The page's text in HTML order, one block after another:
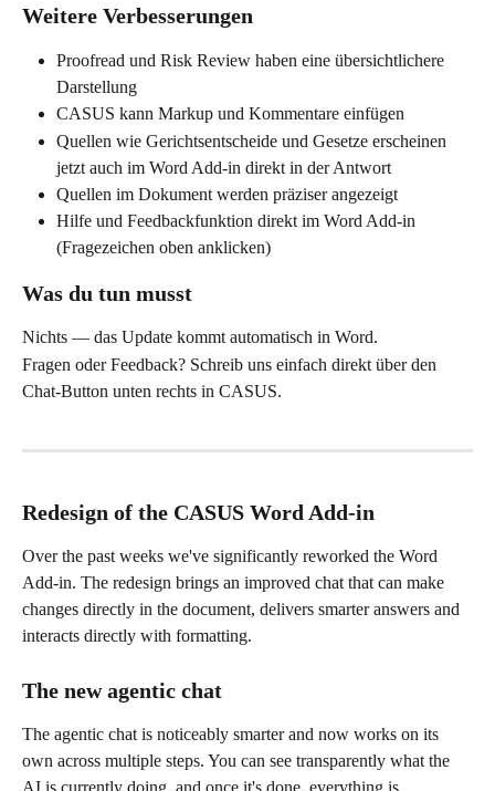
Weitere Verbesserungen
Proofread und Risk Review haben eine übersichtlichere
Darstellung
CASUS kann Markup und Kommentare einfügen
Quellen wie Gerichtsentscheide und Gesetze erscheinen
jetzt auch im Word Add-in direkt in der Antwort
Quellen im Dokument werden präziser angezeigt
Hilfe und Feedbackfunktion direkt im Word Add-in
(Fragezeichen oben anklicken)
Was du tun musst
Nichts — das Update kommt automatisch in Word.
Fragen oder Feedback? Schreib uns einfach direkt über den
Chat-Button unten rechts in CASUS.
Redesign of the CASUS Word Add-in
Over the past weeks we've significantly reworked the Word
Add-in. The redesign brings an improved chat that can make
changes directly in the document, delivers smarter answers and
interacts directly with formatting.
The new agentic chat
The agentic chat is noticeably smarter and now works on its
own across multiple steps. You can see transparently what the